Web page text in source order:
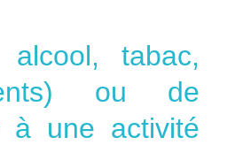
alcool, tabac,
ou de
à une activité